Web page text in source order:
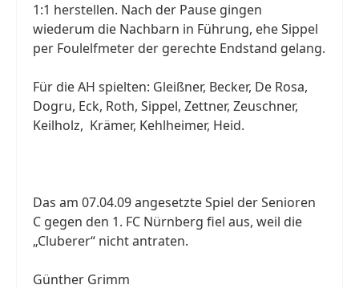
1:1 herstellen. Nach der Pause gingen
wiederum die Nachbarn in Führung, ehe Sippel
per Foulelfmeter der gerechte Endstand gelang.
Für die AH spielten: Gleißner, Becker, De Rosa,
Dogru, Eck, Roth, Sippel, Zettner, Zeuschner,
Keilholz, Krämer, Kehlheimer, Heid.
Das am 07.04.09 angesetzte Spiel der Senioren
C gegen den 1. FC Nürnberg fiel aus, weil die
„Cluberer“ nicht antraten.
Günther Grimm